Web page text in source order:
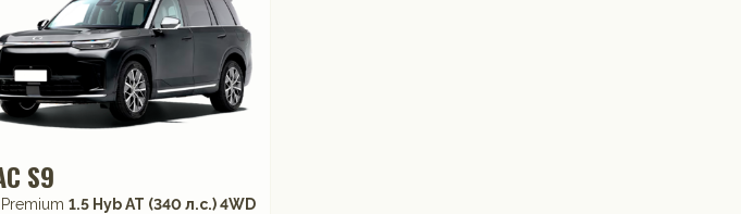
S9
1.5 Hyb AT (340 л.с.) 4WD